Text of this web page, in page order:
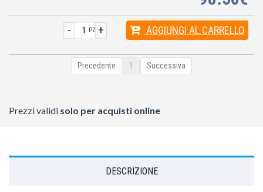
+
- PZ AGGIUNGI AL CARRELLO
Precedente 1 Successiva
Prezzi validi solo per acquisti online
DESCRIZIONE